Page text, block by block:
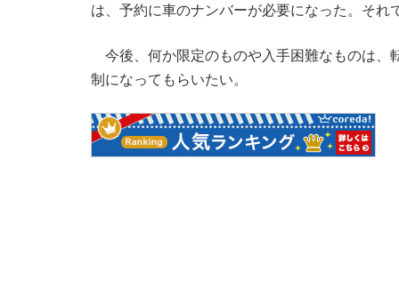
は、予約に車のナンバーが必要になった。それ
今後、何か限定のものや入手困難なものは、
制になってもらいたい。